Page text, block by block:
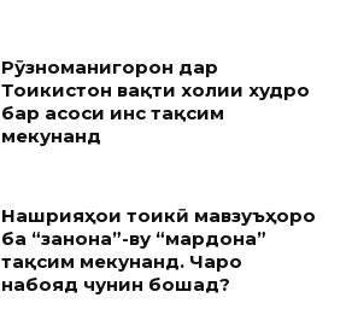
Рӯзноманигорон дар
Тоҷикистон вақти холии худро
бар асоси ҷинс тақсим
мекунанд
Нашрияҳои тоҷикӣ мавзуъҳоро
ба “занона”-ву “мардона”
тақсим мекунанд. Чаро
набояд чунин бошад?